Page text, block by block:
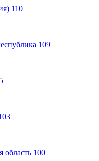
110
109
область 100